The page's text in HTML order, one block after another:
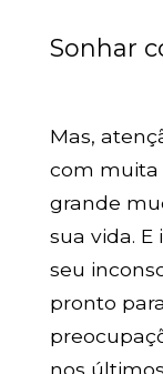
Sonhar
Mas,
com muita
grande
sua vida. E
seu
pronto
nos